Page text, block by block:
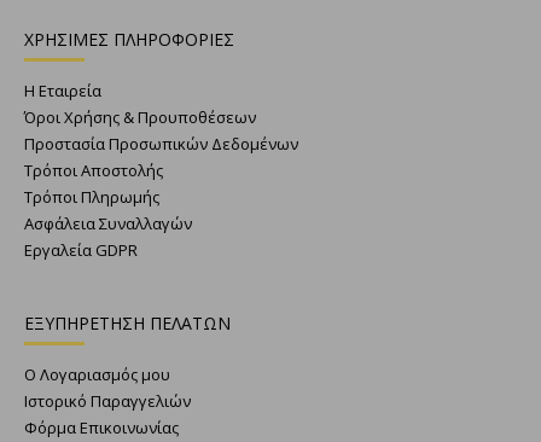
ΧΡΗΣΙΜΕΣ ΠΛΗΡΟΦΟΡΙΕΣ
Η Εταιρεία
Όροι Χρήσης & Προυποθέσεων
Προστασία Προσωπικών Δεδομένων
Τρόποι Αποστολής
Τρόποι Πληρωμής
Ασφάλεια Συναλλαγών
Εργαλεία GDPR
ΕΞΥΠΗΡΕΤΗΣΗ ΠΕΛΑΤΩΝ
Ο Λογαριασμός μου
Ιστορικό Παραγγελιών
Φόρμα Επικοινωνίας